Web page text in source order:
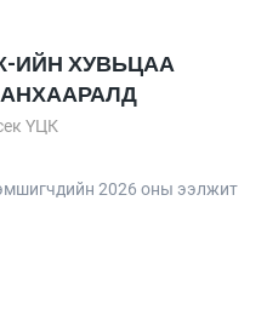
ИЙН ХУВЬЦАА
ҮЦК
2026 оны ээлжит